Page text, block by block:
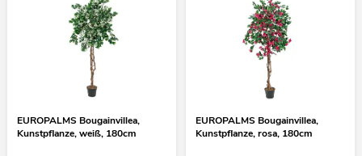
EUROPALMS Bougainvillea,
Kunstpflanze, weiß, 180cm
EUROPALMS Bougainvillea,
Kunstpflanze, rosa, 180cm